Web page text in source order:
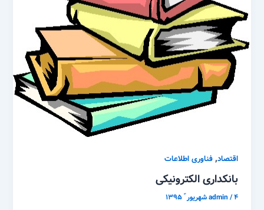
اقتصاد,فناوری اطلاعات
بانکداری الکترونیکی
admin/۴ شهریور ّ ۱۳۹۵